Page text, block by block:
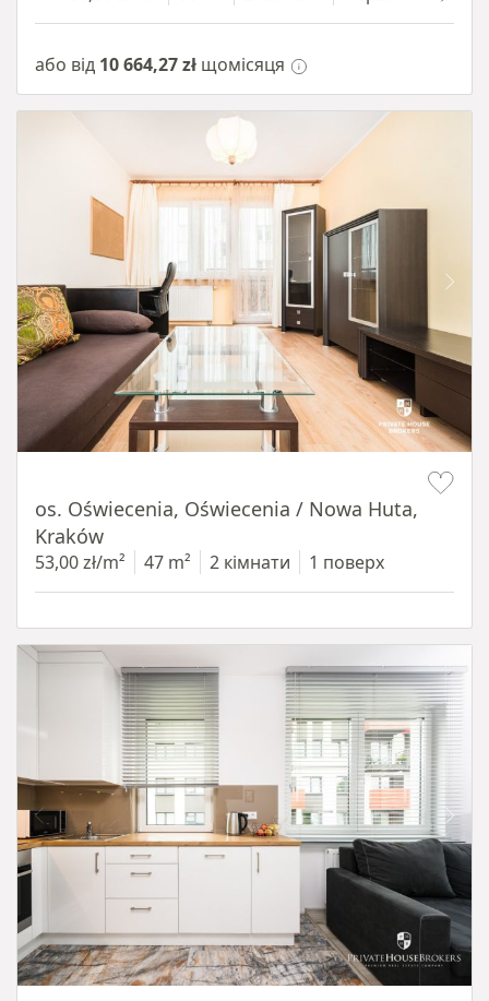
або від 10 664,27 zł щомісяця
os. Oświecenia, Oświecenia / Nowa Huta,
Kraków
53,00 zł/m² 47 m² 2 кімнати 1 поверх